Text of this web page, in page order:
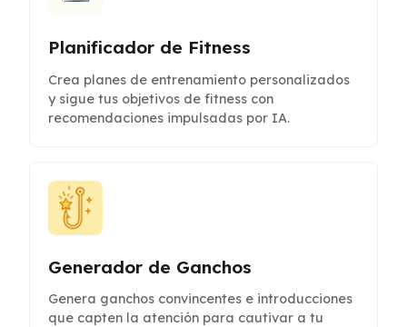
Planificador de Fitness
Crea planes de entrenamiento personalizados
y sigue tus objetivos de fitness con
recomendaciones impulsadas por IA.
Generador de Ganchos
Genera ganchos convincentes e introducciones
que capten la atención para cautivar a tu